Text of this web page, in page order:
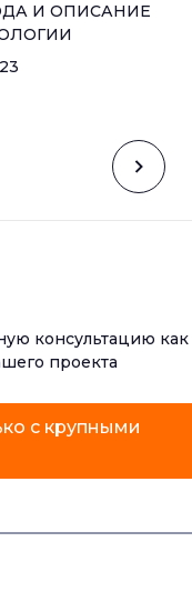
И ОПИСАНИЕ
консультацию как
проекта
с крупными